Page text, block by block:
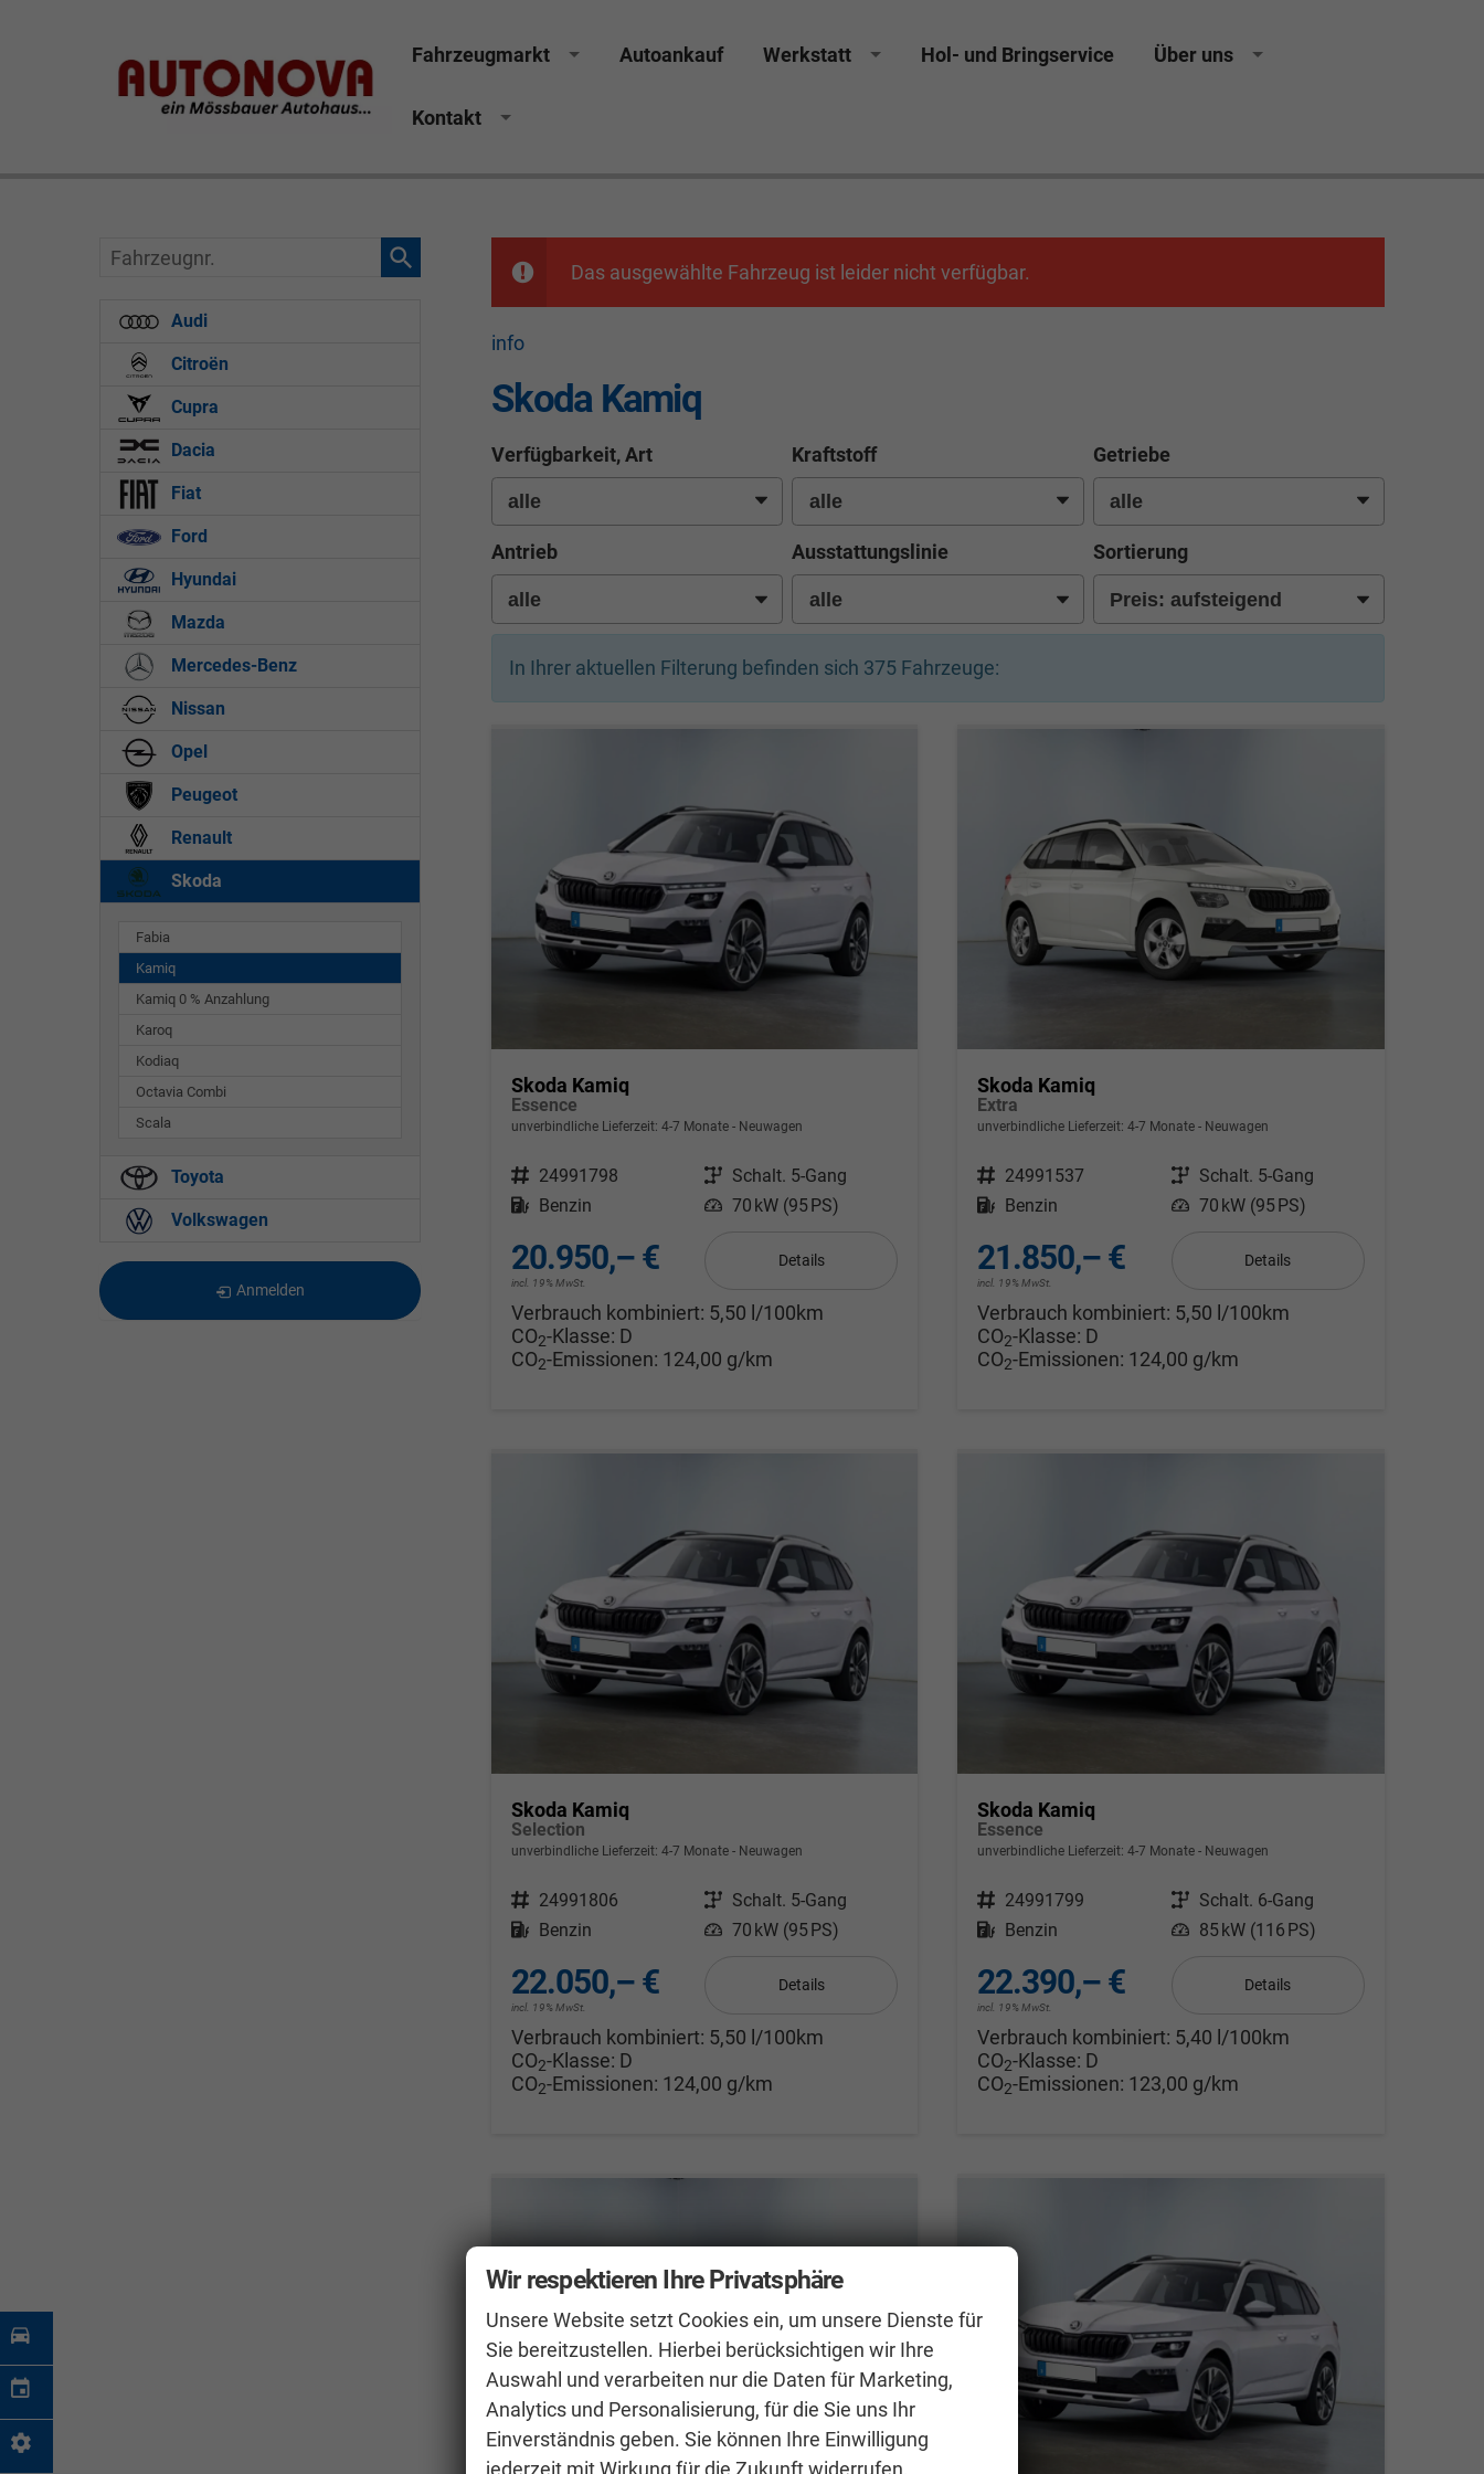
Skoda Kamiq Bayreuth Nützel Mössbauer Autonova Brucker Räthel MGS Autohaus günstig Finanzierung Leasing Neuwagen Gebrauchtwagen Jahreswagen
Fahrzeugmarkt Autoankauf Werkstatt Hol- und Bringservice Über uns
Kontakt
Das ausgewählte Fahrzeug ist leider nicht verfügbar.
info
Skoda Kamiq
Verfügbarkeit, Art Kraftstoff Getriebe
Antrieb Ausstattungslinie Sortierung
In Ihrer aktuellen Filterung befinden sich 375 Fahrzeuge:
Skoda Kamiq
Essence
unverbindliche Lieferzeit: 4-7 Monate Neuwagen
Fahrzeugnr. 24991798 Getriebe Schalt. 5-Gang
Kraftstoff Benzin Leistung 70 kW (95 PS)
20.950,– €
incl. 19% MwSt.
Details
Verbrauch kombiniert: 5,50 l/100km
CO2-Klasse: D
CO2-Emissionen: 124,00 g/km
Skoda Kamiq
Extra
unverbindliche Lieferzeit: 4-7 Monate Neuwagen
Fahrzeugnr. 24991537 Getriebe Schalt. 5-Gang
Kraftstoff Benzin Leistung 70 kW (95 PS)
21.850,– €
incl. 19% MwSt.
Details
Verbrauch kombiniert: 5,50 l/100km
CO2-Klasse: D
CO2-Emissionen: 124,00 g/km
Skoda Kamiq
Selection
unverbindliche Lieferzeit: 4-7 Monate Neuwagen
Fahrzeugnr. 24991806 Getriebe Schalt. 5-Gang
Kraftstoff Benzin Leistung 70 kW (95 PS)
22.050,– €
incl. 19% MwSt.
Details
Verbrauch kombiniert: 5,50 l/100km
CO2-Klasse: D
CO2-Emissionen: 124,00 g/km
Skoda Kamiq
Essence
unverbindliche Lieferzeit: 4-7 Monate Neuwagen
Fahrzeugnr. 24991799 Getriebe Schalt. 6-Gang
Kraftstoff Benzin Leistung 85 kW (116 PS)
22.390,– €
incl. 19% MwSt.
Details
Verbrauch kombiniert: 5,40 l/100km
CO2-Klasse: D
CO2-Emissionen: 123,00 g/km
Fahrzeugnr.
Audi
Citroën
Cupra
Dacia
Fiat
Ford
Hyundai
Mazda
Mercedes-Benz
Nissan
Opel
Peugeot
Renault
Skoda
Fabia
Kamiq
Kamiq 0 % Anzahlung
Karoq
Kodiaq
Octavia Combi
Scala
Toyota
Volkswagen
Anmelden
Wir respektieren Ihre Privatsphäre
Unsere Website setzt Cookies ein, um unsere Dienste für
Sie bereitzustellen. Hierbei berücksichtigen wir Ihre
Auswahl und verarbeiten nur die Daten für Marketing,
Analytics und Personalisierung, für die Sie uns Ihr
Einverständnis geben. Sie können Ihre Einwilligung
jederzeit mit Wirkung für die Zukunft widerrufen.